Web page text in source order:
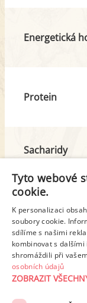
Energetická
Protein
Sacharidy
z toho cukr
Tuk
z toho nas.
Tyto webové
cookie.
K personalizaci
soubory cookie.
sdílíme s našimi
kombinovat s
shromáždili při
osobních údajů
ZOBRAZIT